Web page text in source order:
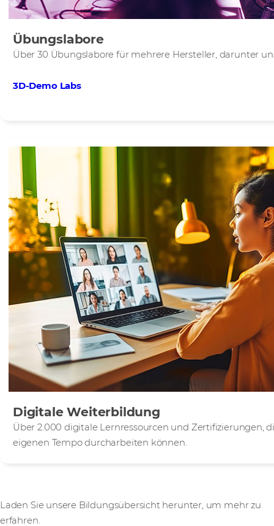
Übungslabore
Über 30 Übungslabore für mehrere Hersteller, darunter
3D-Demo Labs
Digitale Weiterbildung
Über 2.000 digitale Lernressourcen und Zertifizierungen,
eigenen Tempo durcharbeiten können.
Laden Sie unsere Bildungsübersicht herunter, um mehr zu
erfahren.